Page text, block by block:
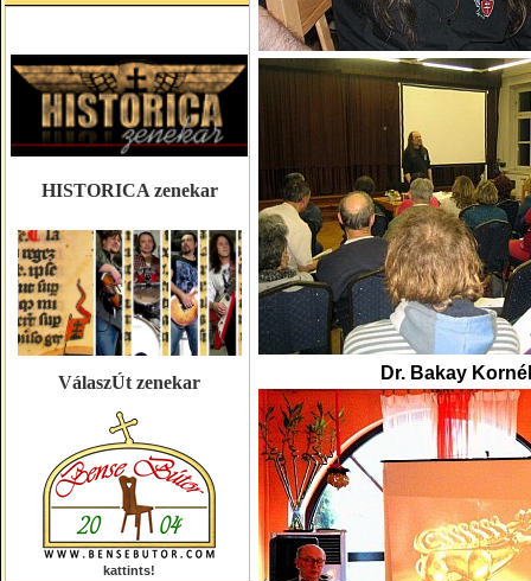
HISTORICA zenekar
VálaszÚt zenekar
kattints!
Dr. Bakay Kornél